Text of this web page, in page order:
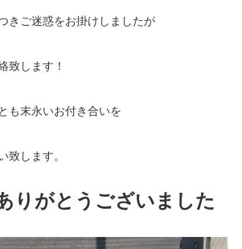
きご迷惑をお掛けしましたが
致します！
も末永いお付き合いを
致します。
りがとうございました